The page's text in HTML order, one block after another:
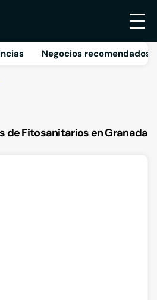
Negocios recomendados
de Fitosanitarios en Granada